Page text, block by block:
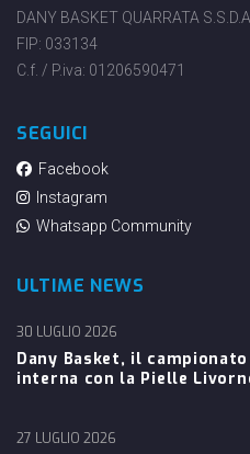
DANY BASKET QUARRATA
FIP: 033134
C.f. / P.iva: 01206590471
SEGUICI
Facebook
Instagram
Whatsapp Community
ULTIME NEWS
Dany Basket, il
interna con la Pielle
30 LUGLIO 2026
27 LUGLIO 2026